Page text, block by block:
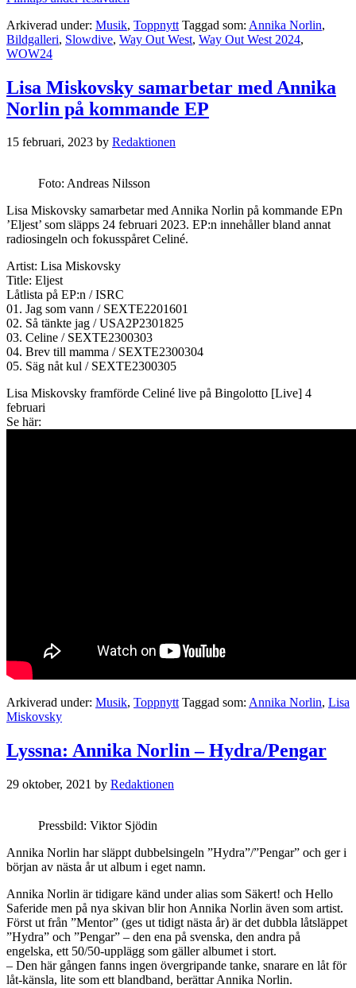
Arkiverad under: Musik, Toppnytt Taggad som: Annika Norlin,
Bildgalleri, Slowdive, Way Out West, Way Out West 2024,
WOW24
Lisa Miskovsky samarbetar med Annika
Norlin på kommande EP
15 februari, 2023 by Redaktionen
Foto: Andreas Nilsson
Lisa Miskovsky samarbetar med Annika Norlin på kommande EPn
’Eljest’ som släpps 24 februari 2023. EP:n innehåller bland annat
radiosingeln och fokusspåret Celiné.
Artist: Lisa Miskovsky
Title: Eljest
Låtlista på EP:n / ISRC
01. Jag som vann / SEXTE2201601
02. Så tänkte jag / USA2P2301825
03. Celine / SEXTE2300303
04. Brev till mamma / SEXTE2300304
05. Säg nåt kul / SEXTE2300305
Lisa Miskovsky framförde Celiné live på Bingolotto [Live] 4
februari
Se här:
Arkiverad under: Musik, Toppnytt Taggad som: Annika Norlin, Lisa
Miskovsky
Lyssna: Annika Norlin – Hydra/Pengar
29 oktober, 2021 by Redaktionen
Pressbild: Viktor Sjödin
Annika Norlin har släppt dubbelsingeln ”Hydra”/”Pengar” och ger i
början av nästa år ut album i eget namn.
Annika Norlin är tidigare känd under alias som Säkert! och Hello
Saferide men på nya skivan blir hon Annika Norlin även som artist.
Först ut från ”Mentor” (ges ut tidigt nästa år) är det dubbla låtsläppet
”Hydra” och ”Pengar” – den ena på svenska, den andra på
engelska, ett 50/50-upplägg som gäller albumet i stort.
– Den här gången fanns ingen övergripande tanke, snarare en låt för
låt-känsla, lite som ett blandband, berättar Annika Norlin.